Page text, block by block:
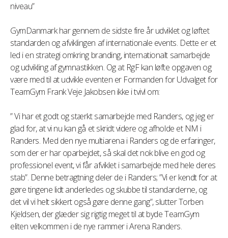
niveau”
GymDanmark har gennem de sidste fire år udviklet og løftet
standarden og afviklingen af internationale events. Dette er et
led i en strategi omkring branding, internationalt samarbejde
og udvikling af gymnastikken. Og at RgF kan løfte opgaven og
være med til at udvikle eventen er Formanden for Udvalget for
TeamGym Frank Veje Jakobsen ikke i tvivl om:
” Vi har et godt og stærkt samarbejde med Randers, og jeg er
glad for, at vi nu kan gå et skridt videre og afholde et NM i
Randers. Med den nye multiarena i Randers og de erfaringer,
som der er har oparbejdet, så skal det nok blive en god og
professionel event, vi får afviklet i samarbejde med hele deres
stab”. Denne betragtning deler de i Randers; ”Vi er kendt for at
gøre tingene lidt anderledes og skubbe til standarderne, og
det vil vi helt sikkert også gøre denne gang”, slutter Torben
Kjeldsen, der glæder sig rigtig meget til at byde TeamGym
eliten velkommen i de nye rammer i Arena Randers.